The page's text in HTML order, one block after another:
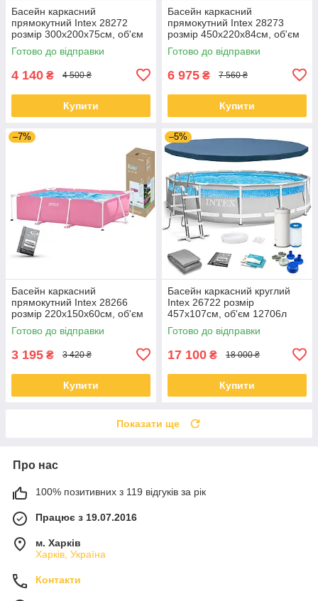
Басейн каркасний
прямокутний Intex 28272
розмір 300x200x75см, об'єм
3834л
Готово до відправки
4 140 ₴ 4 500 ₴
Купити
Басейн каркасний
прямокутний Intex 28273
розмір 450x220x84см, об'єм
7127л
Готово до відправки
6 975 ₴ 7 560 ₴
Купити
–7%
Басейн каркасний
прямокутний Intex 28266
розмір 220x150x60см, об'єм
1662л
Готово до відправки
3 195 ₴ 3 420 ₴
Купити
–5%
Басейн каркасний круглий
Intex 26722 розмір
457x107см, об'єм 12706л
(картриджний фільтр-насос,
драбина, тент, підкладка)
Готово до відправки
17 100 ₴ 18 000 ₴
Купити
Показати ще
Про нас
100% позитивних з 119 відгуків за рік
Працює з 19.07.2016
м. Харків
Харків, Україна
Контакти